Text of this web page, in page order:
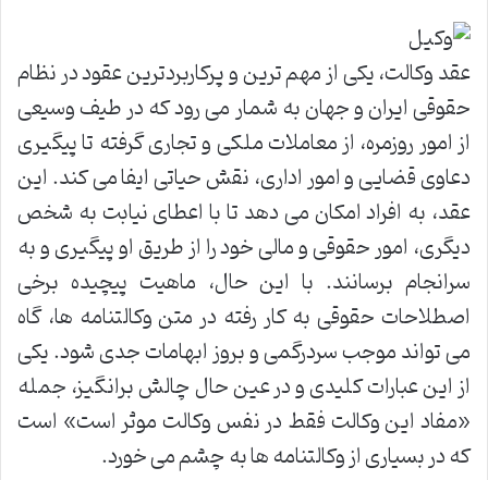
عقد وکالت، یکی از مهم ترین و پرکاربردترین عقود در نظام
حقوقی ایران و جهان به شمار می رود که در طیف وسیعی
از امور روزمره، از معاملات ملکی و تجاری گرفته تا پیگیری
دعاوی قضایی و امور اداری، نقش حیاتی ایفا می کند. این
عقد، به افراد امکان می دهد تا با اعطای نیابت به شخص
دیگری، امور حقوقی و مالی خود را از طریق او پیگیری و به
سرانجام برسانند. با این حال، ماهیت پیچیده برخی
اصطلاحات حقوقی به کار رفته در متن وکالتنامه ها، گاه
می تواند موجب سردرگمی و بروز ابهامات جدی شود. یکی
از این عبارات کلیدی و در عین حال چالش برانگیز، جمله
«مفاد این وکالت فقط در نفس وکالت موثر است» است
که در بسیاری از وکالتنامه ها به چشم می خورد.